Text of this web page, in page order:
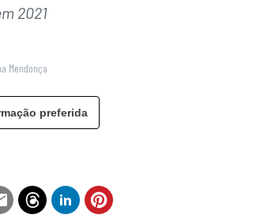
2021
Mendonça
preferida